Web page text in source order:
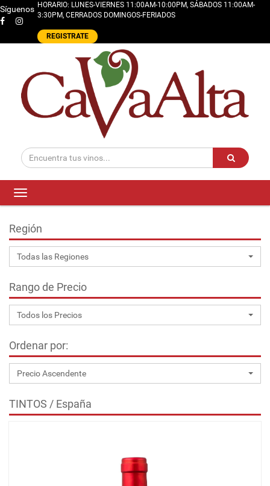
Síguenos HORARIO: LUNES-VIERNES 11:00AM-10:00PM, SÁBADOS 11:00AM-
3:30PM, CERRADOS DOMINGOS-FERIADOS
REGISTRATE
Toggle
navigation
Región
Todas las Regiones
Rango de Precio
Todos los Precios
Ordenar por:
Precio Ascendente
TINTOS / España